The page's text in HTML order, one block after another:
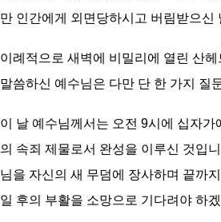
만 인간에게 외면당하시고 버림받으신
이례적으로 새벽에 비밀리에 열린 산
말씀하신 예수님은 다만 단 한 가지 질
이 날 예수님께서는 오전 9시에 십자
의 속죄 제물로서 완성을 이루신 것입
님을 자신의 새 무덤에 장사하며 끝까
일 후의 부활을 소망으로 기다려야 하